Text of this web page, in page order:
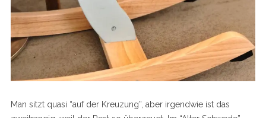
Man sitzt quasi “auf der Kreuzung”, aber irgendwie ist das